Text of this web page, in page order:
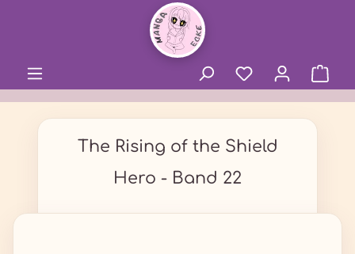
The Rising of the Shield
Hero - Band 22